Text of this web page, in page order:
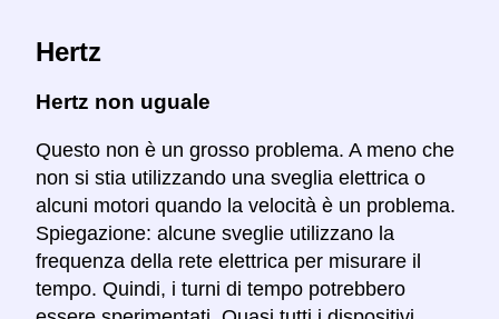
Hertz
Hertz non uguale
Questo non è un grosso problema. A meno che
non si stia utilizzando una sveglia elettrica o
alcuni motori quando la velocità è un problema.
Spiegazione: alcune sveglie utilizzano la
frequenza della rete elettrica per misurare il
tempo. Quindi, i turni di tempo potrebbero